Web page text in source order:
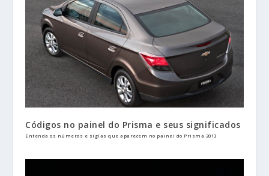
Códigos no painel do Prisma e seus significados
Entenda os números e siglas que aparecem no painel do Prisma 2013